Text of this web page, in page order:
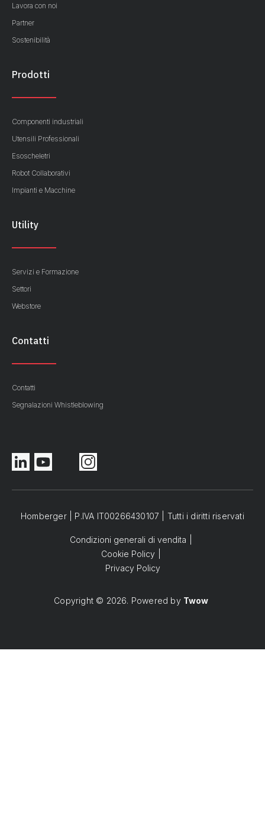
Lavora con noi
Partner
Sostenibilità
Prodotti
Componenti industriali
Utensili Professionali
Esoscheletri
Robot Collaborativi
Impianti e Macchine
Utility
Servizi e Formazione
Settori
Webstore
Contatti
Contatti
Segnalazioni Whistleblowing
Homberger | P.IVA IT00266430107 | Tutti i diritti riservati
Condizioni generali di vendita
Cookie Policy
Privacy Policy
Copyright © 2026. Powered by Twow